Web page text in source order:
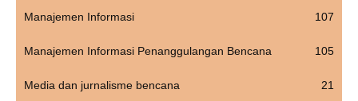
Manajemen Informasi 107
Manajemen Informasi Penanggulangan Bencana 105
Media dan jurnalisme bencana 21